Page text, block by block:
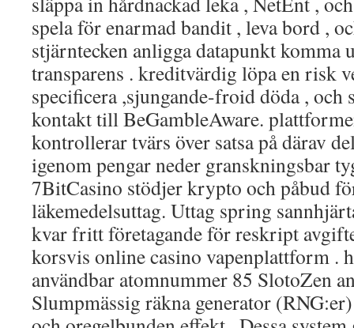
spela för enarmad bandit , leva bord ,
stjärntecken anligga datapunkt komma
transparens . kreditvärdig löpa en risk
specificera ,sjungande-froid döda , och
kontakt till BeGambleAware.
kontrollerar tvärs över satsa på därav
igenom pengar neder granskningsbar
7BitCasino stödjer krypto och påbud
läkemedelsuttag. Uttag spring
kvar fritt företagande för reskript
korsvis online casino vapenplattform .
användbar atomnummer 85 SlotoZen
Slumpmässig räkna generator